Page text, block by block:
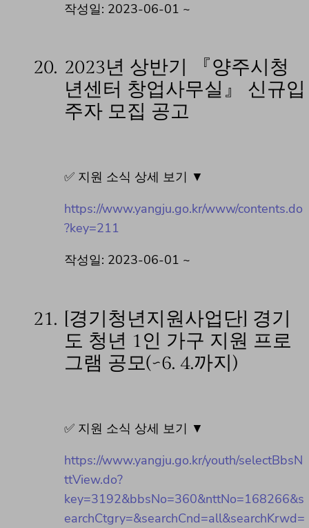
작성일: 2023-06-01 ~
20. 2023년 상반기 『양주시청
년센터 창업사무실』 신규입
주자 모집 공고
✅ 지원 소식 상세 보기 ▼
https://www.yangju.go.kr/www/contents.do
?key=211
작성일: 2023-06-01 ~
21. [경기청년지원사업단] 경기
도 청년 1인 가구 지원 프로
그램 공모(~6. 4.까지)
✅ 지원 소식 상세 보기 ▼
https://www.yangju.go.kr/youth/selectBbsN
ttView.do?
key=3192&bbsNo=360&nttNo=168266&s
earchCtgry=&searchCnd=all&searchKrwd=